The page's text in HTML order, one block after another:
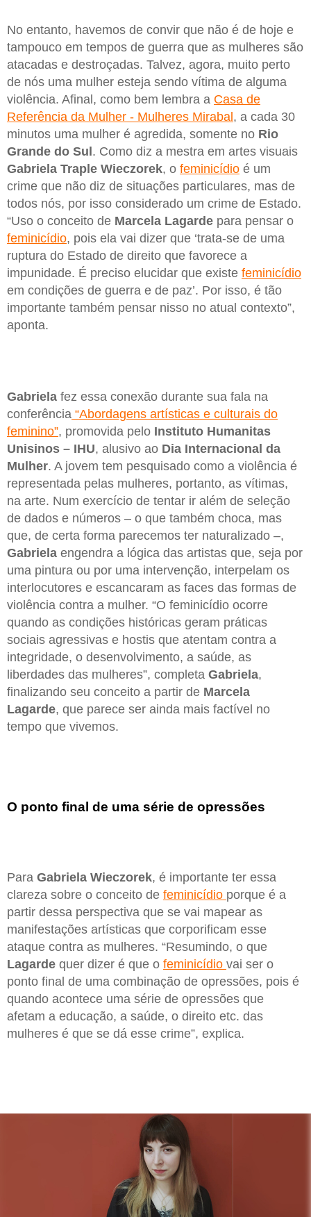
No entanto, havemos de convir que não é de hoje e
tampouco em tempos de guerra que as mulheres são
atacadas e destroçadas. Talvez, agora, muito perto
de nós uma mulher esteja sendo vítima de alguma
violência. Afinal, como bem lembra a Casa de
Referência da Mulher - Mulheres Mirabal, a cada 30
minutos uma mulher é agredida, somente no Rio
Grande do Sul. Como diz a mestra em artes visuais
Gabriela Traple Wieczorek, o feminicídio é um
crime que não diz de situações particulares, mas de
todos nós, por isso considerado um crime de Estado.
“Uso o conceito de Marcela Lagarde para pensar o
feminicídio, pois ela vai dizer que ‘trata-se de uma
ruptura do Estado de direito que favorece a
impunidade. É preciso elucidar que existe feminicídio
em condições de guerra e de paz’. Por isso, é tão
importante também pensar nisso no atual contexto”,
aponta.
Gabriela fez essa conexão durante sua fala na
conferência “Abordagens artísticas e culturais do
feminino”, promovida pelo Instituto Humanitas
Unisinos – IHU, alusivo ao Dia Internacional da
Mulher. A jovem tem pesquisado como a violência é
representada pelas mulheres, portanto, as vítimas,
na arte. Num exercício de tentar ir além de seleção
de dados e números – o que também choca, mas
que, de certa forma parecemos ter naturalizado –,
Gabriela engendra a lógica das artistas que, seja por
uma pintura ou por uma intervenção, interpelam os
interlocutores e escancaram as faces das formas de
violência contra a mulher. “O feminicídio ocorre
quando as condições históricas geram práticas
sociais agressivas e hostis que atentam contra a
integridade, o desenvolvimento, a saúde, as
liberdades das mulheres”, completa Gabriela,
finalizando seu conceito a partir de Marcela
Lagarde, que parece ser ainda mais factível no
tempo que vivemos.
O ponto final de uma série de opressões
Para Gabriela Wieczorek, é importante ter essa
clareza sobre o conceito de feminicídio porque é a
partir dessa perspectiva que se vai mapear as
manifestações artísticas que corporificam esse
ataque contra as mulheres. “Resumindo, o que
Lagarde quer dizer é que o feminicídio vai ser o
ponto final de uma combinação de opressões, pois é
quando acontece uma série de opressões que
afetam a educação, a saúde, o direito etc. das
mulheres é que se dá esse crime”, explica.